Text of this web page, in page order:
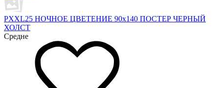
PXXL25 НОЧНОЕ ЦВЕТЕНИЕ 90x140 ПОСТЕР ЧЕРНЫЙ
ХОЛСТ
Средне